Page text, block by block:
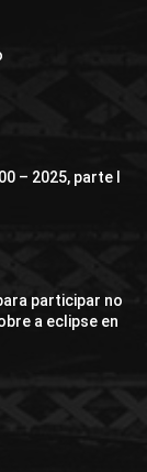
– 2025, parte I
participar no
a eclipse en